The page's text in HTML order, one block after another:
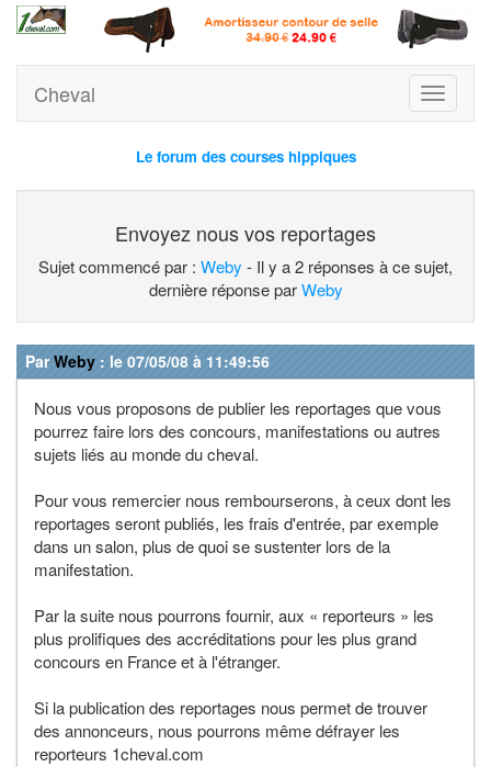
Toggle
Cheval
Le forum des courses hippiques
Envoyez nous vos reportages
Sujet commencé par : Weby - Il y a 2 réponses à ce sujet,
dernière réponse parWeby
ParWeby : le 07/05/08 à 11:49:56
Nous vous proposons de publier les reportages que vous
pourrez faire lors des concours, manifestations ou autres
sujets liés au monde du cheval.
Pour vous remercier nous rembourserons, à ceux dont les
reportages seront publiés, les frais d'entrée, par exemple
dans un salon, plus de quoi se sustenter lors de la
manifestation.
Par la suite nous pourrons fournir, aux « reporteurs » les
plus prolifiques des accréditations pour les plus grand
concours en France et à l'étranger.
Si la publication des reportages nous permet de trouver
des annonceurs, nous pourrons même défrayer les
reporteurs 1cheval.com